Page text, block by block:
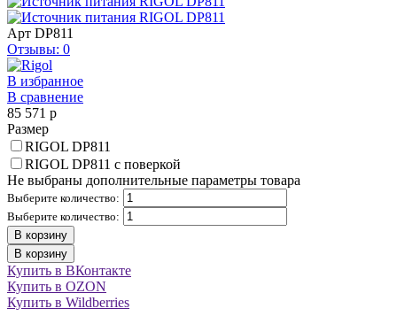
Арт DP811
Отзывы: 0
В избранное
В сравнение
85 571 p
Размер
RIGOL DP811
RIGOL DP811 с поверкой
Не выбраны дополнительные параметры товара
Выберите количество:
Выберите количество:
В корзину
В корзину
Купить в ВКонтакте
Купить в OZON
Купить в Wildberries